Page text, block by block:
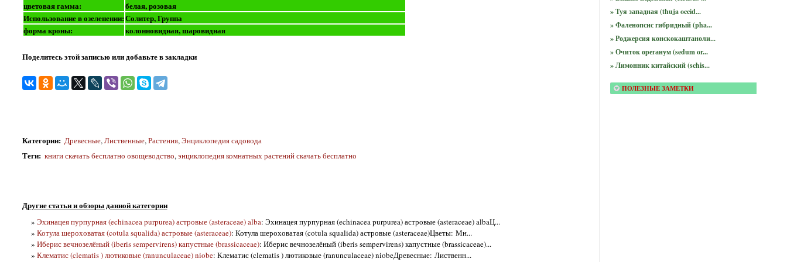
цветовая гамма:
белая, розовая
Использование в озеленении:Солитер, Группа
форма кроны:
колонновидная, шаровидная
Поделитесь этой записью или добавьте в закладки
Категории: Древесные,Лиственные,Растения,Энциклопедия садовода
Теги: книги скачать бесплатно овощеводство,энциклопедия комнатных растений скачать бесплатно
Другие статьи и обзоры данной категории
» Эхинацея пурпурная (echinacea purpurea) астровые (asteraceae) alba: Эхинацея пурпурная (echinacea purpurea) астровые (asteraceae) albaЦ...
» Котула шероховатая (cotula squalida) астровые (asteraceae): Котула шероховатая (cotula squalida) астровые (asteraceae)Цветы: Мн...
» Иберис вечнозелёный (iberis sempervirens) капустные (brassicaceae): Иберис вечнозелёный (iberis sempervirens) капустные (brassicaceae)...
» Клематис (clematis ) лютиковые (ranunculaceae) niobe: Клематис (clematis ) лютиковые (ranunculaceae) niobeДревесные: Лиственн...
» Туя западная (thuja occid...
» Фаленопсис гибридный (pha...
» Роджерсия конскокаштаноли...
» Очиток ореганум (sedum or...
» Лимонник китайский (schis...
ПОЛЕЗНЫЕ ЗАМЕТКИ